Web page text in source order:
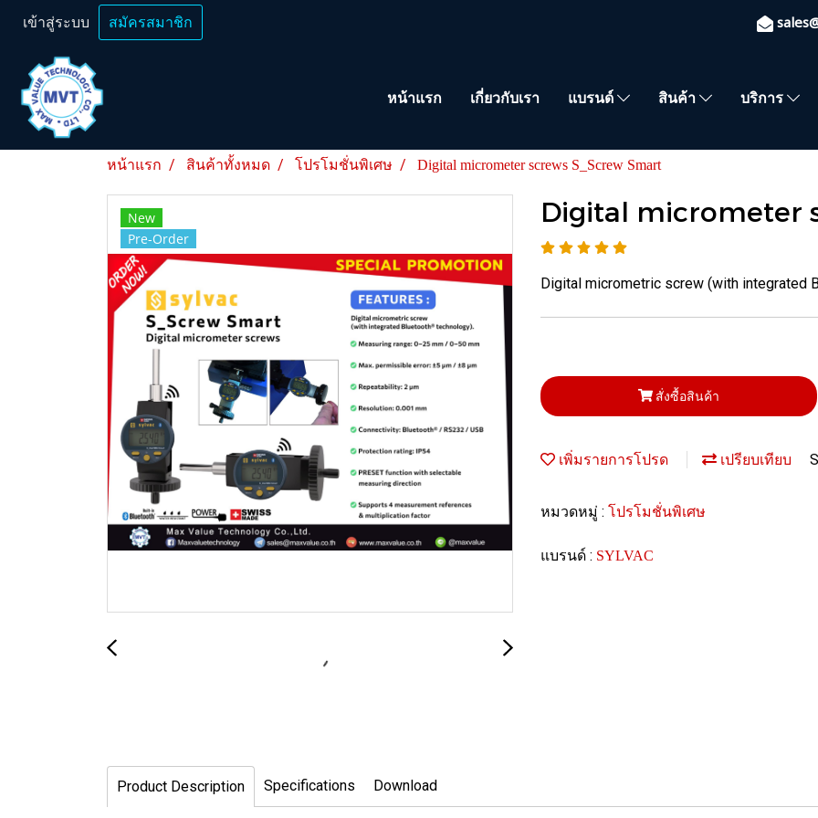
เข้าสู่ระบบ สมัครสมาชิก
หน้าแรก เกี่ยวกับเรา แบรนด์ สินค้า บริการ
หน้าแรก สินค้าทั้งหมด โปรโมชั่นพิเศษ Digital micrometer screws S_Screw Smart
New
Pre-Order
Digital micrometer
Digital micrometric screw (with integrated
สั่งซื้อสินค้า
เพิ่มรายการโปรด เปรียบเทียบ
หมวดหมู่ : โปรโมชั่นพิเศษ
แบรนด์ : SYLVAC
Product Description Specifications Download